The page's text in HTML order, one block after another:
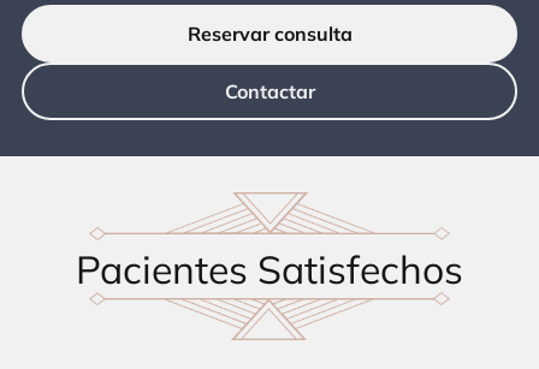
Reservar consulta
Contactar
Pacientes Satisfechos